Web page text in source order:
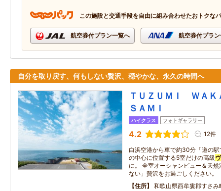
この施設と交通手段を自由に組み合わせたおトクな
航空券付プラン一覧へ 航空券付プラ
自分を取り戻す、何もしない贅沢、穏やかな、永久の時間へ
ＴＵＺＵＭＩ ＷＡ
ＳＡＭＩ
ハイクラス フォトギャラリー
4.2 12件
白浜空港から車で約30分「道の
の中心に位置する5室だけの高級
に。 全室オーシャンビュー＆天
ない」贅沢をお過ごしください。
住所
和歌山県西牟婁郡すさみ